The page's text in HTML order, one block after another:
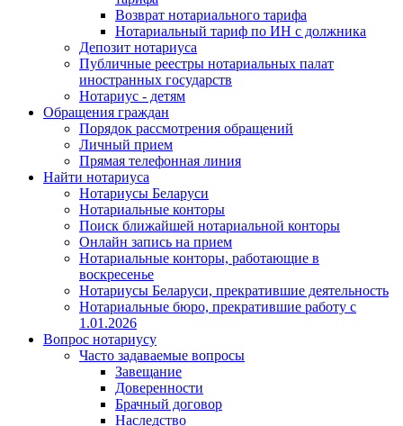
Возврат нотариального тарифа
Нотариальный тариф по ИН с должника
Депозит нотариуса
Публичные реестры нотариальных палат
иностранных государств
Нотариус - детям
Обращения граждан
Порядок рассмотрения обращений
Личный прием
Прямая телефонная линия
Найти нотариуса
Нотариусы Беларуси
Нотариальные конторы
Поиск ближайшей нотариальной конторы
Онлайн запись на прием
Нотариальные конторы, работающие в
воскресенье
Нотариусы Беларуси, прекратившие деятельность
Нотариальные бюро, прекратившие работу с
1.01.2026
Вопрос нотариусу
Часто задаваемые вопросы
Завещание
Доверенности
Брачный договор
Наследство